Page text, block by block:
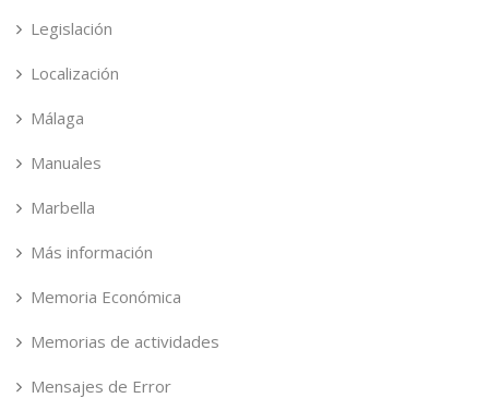
Legislación
Localización
Málaga
Manuales
Marbella
Más información
Memoria Económica
Memorias de actividades
Mensajes de Error